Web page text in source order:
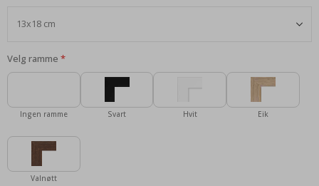
Velg ramme
Ingen ramme Svart Hvit Eik
Valnøtt